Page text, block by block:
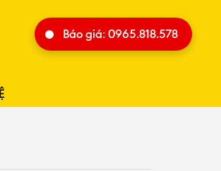
Báo giá: 0965.818.578